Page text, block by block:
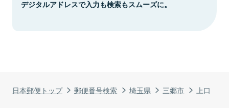
日本郵便トップ 郵便番号検索 埼玉県 三郷市 上口
デジタルアドレスで入力も検索もスムーズに。